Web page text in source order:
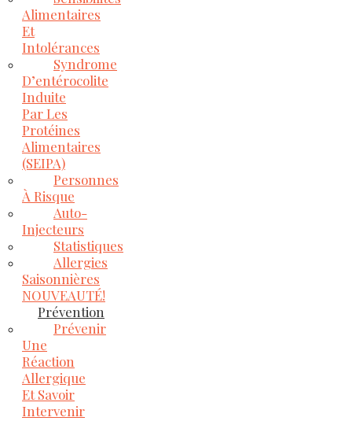
Alimentaires
Et
Intolérances
Syndrome
D’entérocolite
Induite
Par Les
Protéines
Alimentaires
(SEIPA)
Personnes
À Risque
Auto-
Injecteurs
Statistiques
Allergies
Saisonnières
NOUVEAUTÉ!
Prévention
Prévenir
Une
Réaction
Allergique
Et Savoir
Intervenir